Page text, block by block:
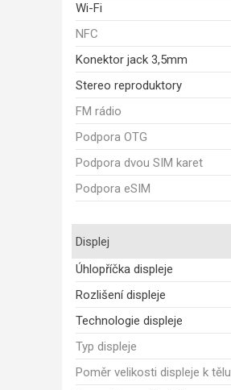
Wi-Fi
NFC
Konektor jack 3,5mm
Stereo reproduktory
FM rádio
Podpora OTG
Podpora dvou SIM karet
Podpora eSIM
Displej
Úhlopříčka displeje
Rozlišení displeje
Technologie displeje
Typ displeje
Poměr velikosti displeje k tělu